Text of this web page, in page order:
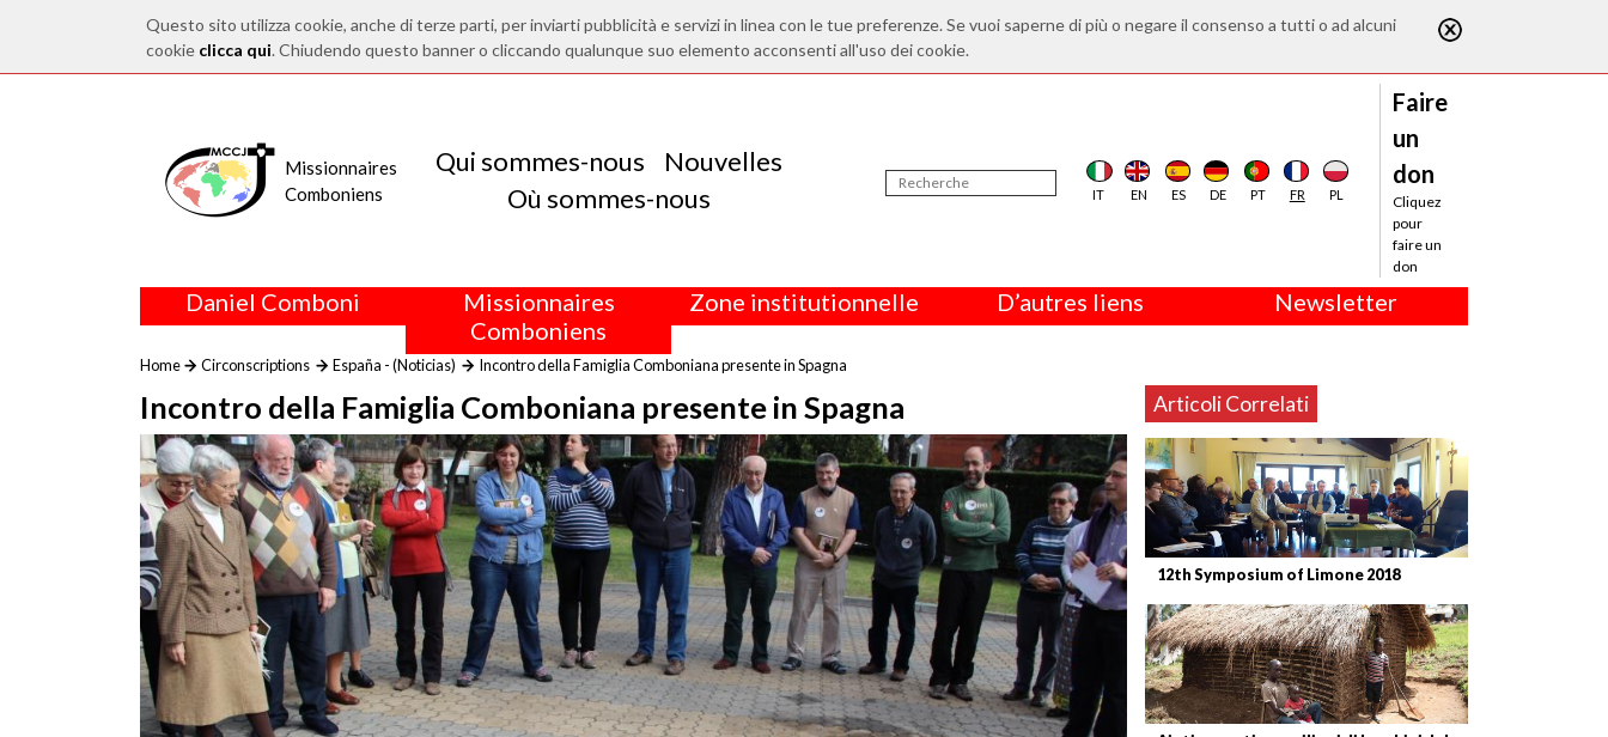
Questo sito utilizza cookie, anche di terze parti, per inviarti pubblicità e servizi in linea con le tue preferenze. Se vuoi saperne di più o negare il consenso a tutti o ad alcuni
cookie clicca qui. Chiudendo questo banner o cliccando qualunque suo elemento acconsenti all'uso dei cookie.
Missionnaires
Comboniens
Qui sommes-nous
Nouvelles
Où sommes-nous
IT EN ES DE PT FR PL
Faire
un
don
Cliquez
pour
faire un
don
Daniel Comboni
Missionnaires
Comboniens
Zone institutionnelle D’autres liens Newsletter
Home Circonscriptions España - (Noticias) Incontro della Famiglia Comboniana presente in Spagna
Incontro della Famiglia Comboniana presente in Spagna Articoli Correlati
12th Symposium of Limone 2018